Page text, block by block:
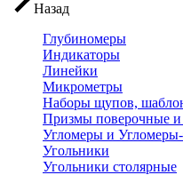
Назад
Глубиномеры
Индикаторы
Линейки
Микрометры
Наборы щупов,
Призмы поверочные и
Угломеры и
Угольники
Угольники столярные